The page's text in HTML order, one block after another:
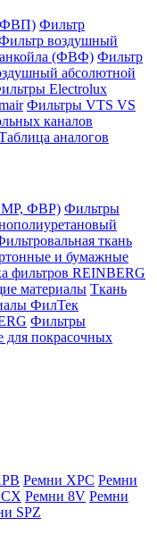
Фильтр
воздушный
(ФВФ) Фильтр
абсолютной
Electrolux
Фильтры VTS VS
каналов
аналогов
ФВР) Фильтры
ткань
и бумажные
фильтров REINBERG
материалы Ткань
ФилТек
Фильтры
покрасочных
Ремни XPC Ремни
Ремни 8V Ремни
SPZ